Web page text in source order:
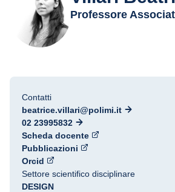
Professore
Contatti
beatrice.villari@polimi.it
02 23995832
Scheda docente
Pubblicazioni
Orcid
Settore scientifico disciplinare
DESIGN